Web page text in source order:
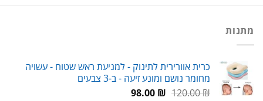
מתנות
כרית אוורירית לתינוק - למניעת ראש שטוח - עשויה
מחומר נושם ומונע זיעה - ב-3 צבעים
120.00₪
המחיר98.00 ₪
המחיר